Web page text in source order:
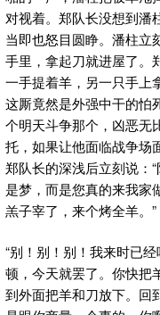
对视着。郑队长没想到潘
当即也怒目圆睁。潘柱立
手里，拿起刀就进屋了。
一手提着羊，另一只手上
这厮竟然是外强中干的怕
个明天斗争那个，凶恶无
托，如果让他面临战争场
郑队长的深浅后立刻说：
是梦，而是您真的来我家
羔子宰了，来个烤全羊。”
“别！别！别！我来时已
顿，今天就罢了。你快把
到外面把羊和刀放下。回